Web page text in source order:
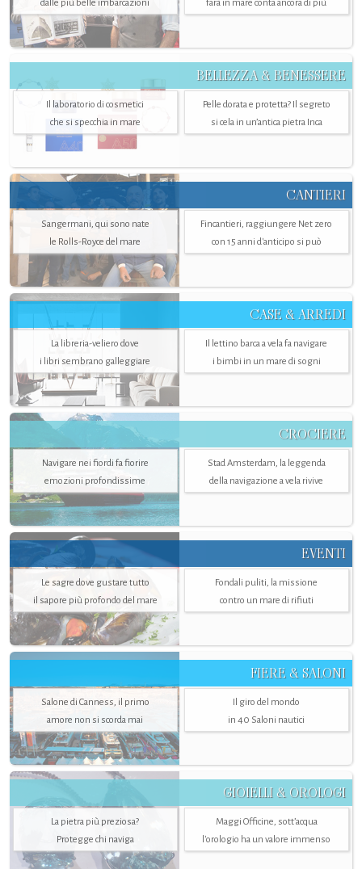
dalle più belle imbarcazioni farà in mare conta ancora di più
BELLEZZA & BENESSERE
Il laboratorio di cosmetici
che si specchia in mare
Pelle dorata e protetta? Il segreto
si cela in un’antica pietra Inca
CANTIERI
Sangermani, qui sono nate
le Rolls-Royce del mare
Fincantieri, raggiungere Net zero
con 15 anni d'anticipo si può
CASE & ARREDI
La libreria-veliero dove
i libri sembrano galleggiare
Il lettino barca a vela fa navigare
i bimbi in un mare di sogni
CROCIERE
Navigare nei fiordi fa fiorire
emozioni profondissime
Stad Amsterdam, la leggenda
della navigazione a vela rivive
EVENTI
Le sagre dove gustare tutto
il sapore più profondo del mare
Fondali puliti, la missione
contro un mare di rifiuti
FIERE & SALONI
Salone di Canness, il primo
amore non si scorda mai
Il giro del mondo
in 40 Saloni nautici
GIOIELLI & OROLOGI
La pietra più preziosa?
Protegge chi naviga
Maggi Officine, sott’acqua
l'orologio ha un valore immenso